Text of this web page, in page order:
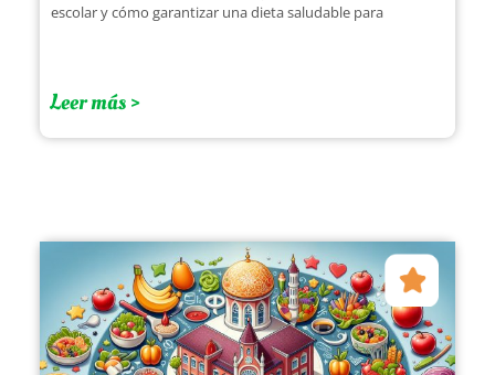
escolar y cómo garantizar una dieta saludable para
Leer más >